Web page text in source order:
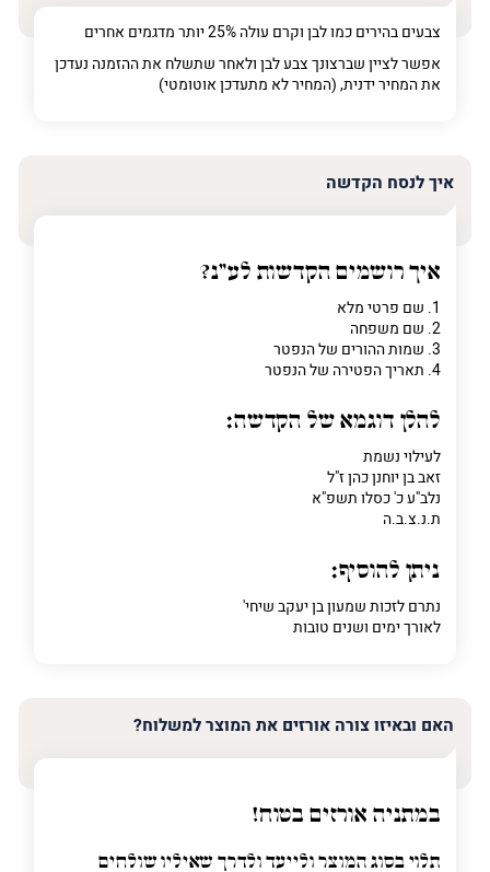
צבעים בהירים כמו לבן וקרם עולה 25% יותר מדגמים אחרים
אפשר לציין שברצונך צבע לבן ולאחר שתשלח את ההזמנה נעדכן
את המחיר ידנית, (המחיר לא מתעדכן אוטומטי)
איך לנסח הקדשה
איך רושמים הקדשות לע"נ?
1. שם פרטי מלא
2. שם משפחה
3. שמות ההורים של הנפטר
4. תאריך הפטירה של הנפטר
להלן דוגמא של הקדשה:
לעילוי נשמת
זאב בן יוחנן כהן ז"ל
נלב"ע כ' כסלו תשפ"א
ת.נ.צ.ב.ה
ניתן להוסיף:
נתרם לזכות שמעון בן יעקב שיחי'
לאורך ימים ושנים טובות
האם ובאיזו צורה אורזים את המוצר למשלוח?
במתניה אורזים בטוח!
תלוי בסוג המוצר ולייעד ולדרך שאיליו שולחים